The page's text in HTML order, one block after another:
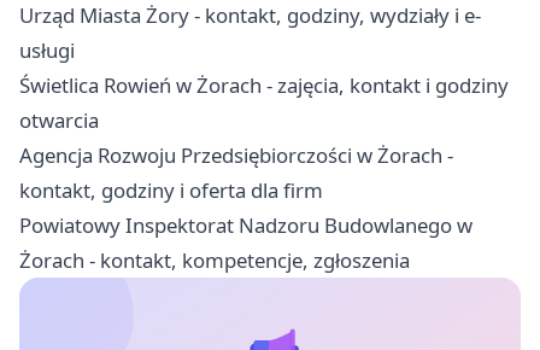
Urząd Miasta Żory - kontakt, godziny, wydziały i e-
usługi
Świetlica Rowień w Żorach - zajęcia, kontakt i godziny
otwarcia
Agencja Rozwoju Przedsiębiorczości w Żorach -
kontakt, godziny i oferta dla firm
Powiatowy Inspektorat Nadzoru Budowlanego w
Żorach - kontakt, kompetencje, zgłoszenia